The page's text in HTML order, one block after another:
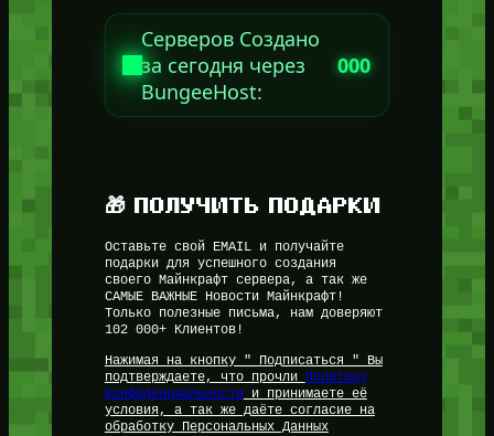
Серверов Создано
за сегодня через
BungeeHost:
000
🎁 ПОЛУЧИТЬ ПОДАРКИ
Оставьте свой EMAIL и получайте
подарки для успешного создания
своего Майнкрафт сервера, а так же
САМЫЕ ВАЖНЫЕ Новости Майнкрафт!
Только полезные письма, нам доверяют
102 000+ Клиентов!
Нажимая на кнопку " Подписаться " Вы
подтверждаете, что прочли
Политику
Конфиденциальностии принимаете её
условия, а так же даёте согласие на
обработку Персональных Данных